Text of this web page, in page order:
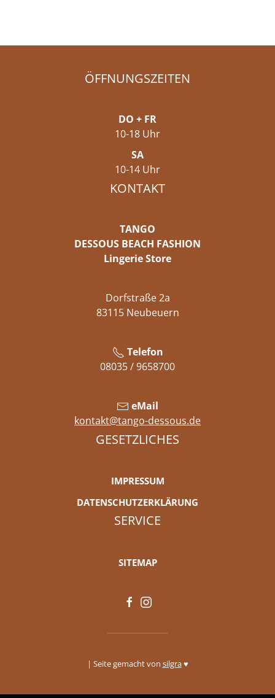
ÖFFNUNGSZEITEN
DO + FR
10-18 Uhr
SA
10-14 Uhr
KONTAKT
TANGO
DESSOUS BEACH FASHION
Lingerie Store
Dorfstraße 2a
83115 Neubeuern
Telefon
08035 / 9658700
eMail
kontakt@tango-dessous.de
GESETZLICHES
IMPRESSUM
DATENSCHUTZERKLÄRUNG
SERVICE
SITEMAP
| Seite gemacht von silgra♥